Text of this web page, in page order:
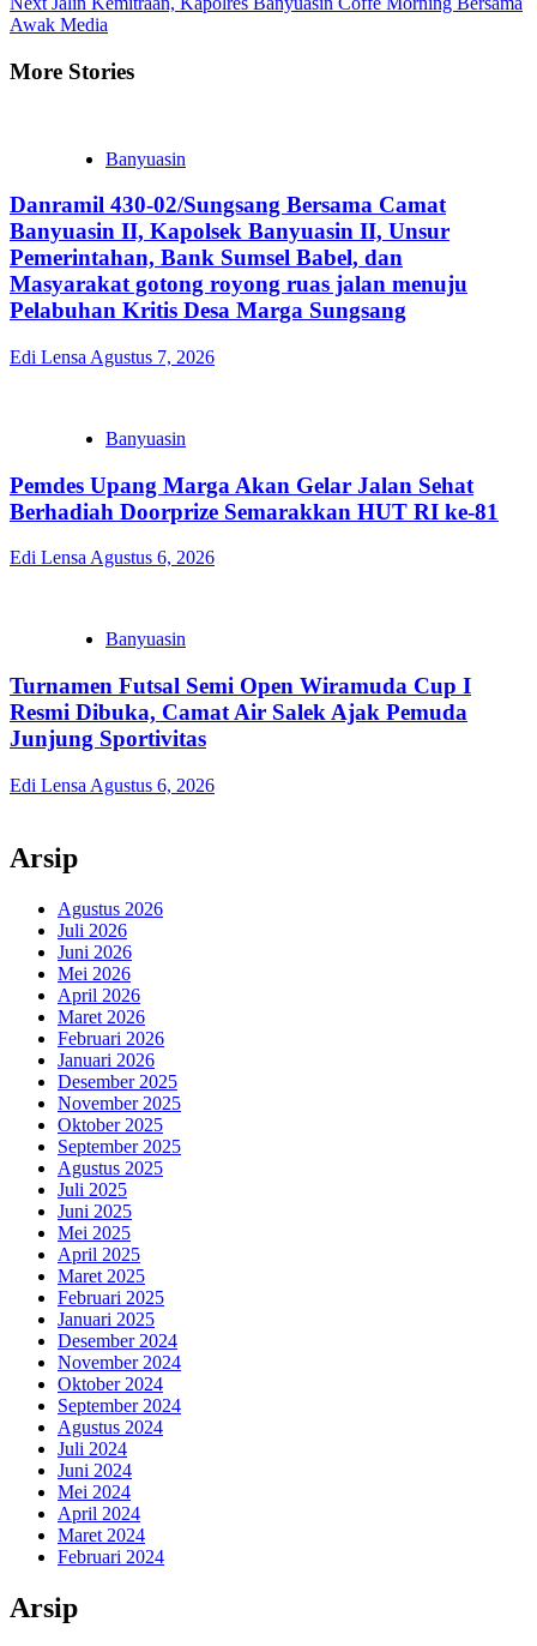
Awak Media
More Stories
Banyuasin
Danramil 430-02/Sungsang Bersama Camat
Banyuasin II, Kapolsek Banyuasin II, Unsur
Pemerintahan, Bank Sumsel Babel, dan
Masyarakat gotong royong ruas jalan menuju
Pelabuhan Kritis Desa Marga Sungsang
Edi Lensa Agustus 7, 2026
Banyuasin
Pemdes Upang Marga Akan Gelar Jalan Sehat
Berhadiah Doorprize Semarakkan HUT RI ke-81
Edi Lensa Agustus 6, 2026
Banyuasin
Turnamen Futsal Semi Open Wiramuda Cup I
Resmi Dibuka, Camat Air Salek Ajak Pemuda
Junjung Sportivitas
Edi Lensa Agustus 6, 2026
Arsip
Agustus 2026
Juli 2026
Juni 2026
Mei 2026
April 2026
Maret 2026
Februari 2026
Januari 2026
Desember 2025
November 2025
Oktober 2025
September 2025
Agustus 2025
Juli 2025
Juni 2025
Mei 2025
April 2025
Maret 2025
Februari 2025
Januari 2025
Desember 2024
November 2024
Oktober 2024
September 2024
Agustus 2024
Juli 2024
Juni 2024
Mei 2024
April 2024
Maret 2024
Februari 2024
Arsip